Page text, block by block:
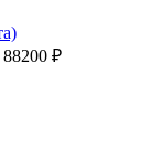
88200 ₽